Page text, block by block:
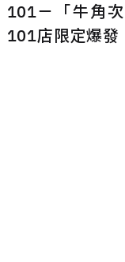
101－「牛角
101店限定爆發